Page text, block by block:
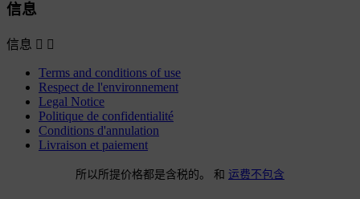
信息
信息  
Terms and conditions of use
Respect de l'environnement
Legal Notice
Politique de confidentialité
Conditions d'annulation
Livraison et paiement
所以所提价格都是含税的。 和 运费不包含